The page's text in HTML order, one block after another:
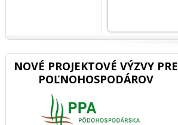
NOVÉ PROJEKTOVÉ VÝZVY PRE
POĽNOHOSPODÁROV